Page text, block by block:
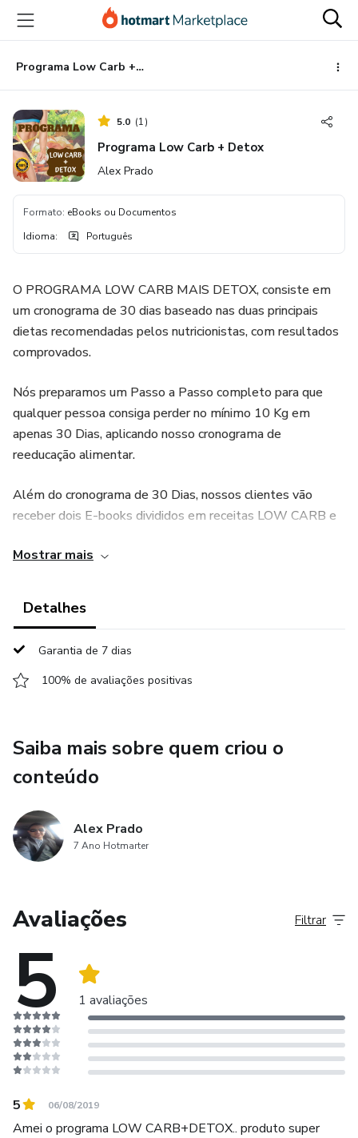
para
conteúdo
principal
para
pagamento
para
rodapé
Programa Low Carb + Detox
5.0 (1)
Programa Low Carb + Detox
Alex Prado
Formato: eBooks ou Documentos
Idioma: Português
O PROGRAMA LOW CARB MAIS DETOX, consiste em
um cronograma de 30 dias baseado nas duas principais
dietas recomendadas pelos nutricionistas, com resultados
comprovados.
Nós preparamos um Passo a Passo completo para que
qualquer pessoa consiga perder no mínimo 10 Kg em
apenas 30 Dias, aplicando nosso cronograma de
reeducação alimentar.
Além do cronograma de 30 Dias, nossos clientes vão
receber dois E-books divididos em receitas LOW CARB e
>>E-book 2 Receitas Detox ( Sucos, Sopas e Cremes )
Também preparamos mais 5 Bônus Incríveis que vão
complementar a sua Dieta
>>Bônus 2 Sobremesas
>>Bônus 4 Alimentação Fitness
Aproveite as condições especiais de lançamento
Mostrar mais
Detalhes
Garantia de 7 dias
100% de avaliações positivas
Saiba mais sobre quem criou o
conteúdo
Alex Prado
7 Ano Hotmarter
Avaliações
5 1 avaliações
Filtrar
5 06/08/2019
Amei o programa LOW CARB+DETOX.. produto super